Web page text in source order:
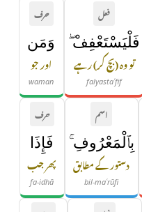
فعل
فَلْيَسْتَعْفِفْ ۖ
تو وہ (بچ کر) رہے
falyastaʿfif
حرف
وَمَن
اور جو
waman
اسم
بِٱلْمَعْرُوفِ ۚ
دستور کے مطابق
bil-maʿrūfi
حرف
فَإِذَا
پھر جب
fa-idhā